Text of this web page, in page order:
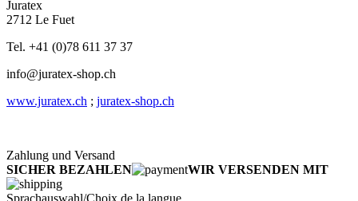
Juratex
2712 Le Fuet
Tel. +41 (0)78 611 37 37
info@juratex-shop.ch
www.juratex.ch ; juratex-shop.ch
Zahlung und Versand
SICHER BEZAHLEN
WIR VERSENDEN MIT